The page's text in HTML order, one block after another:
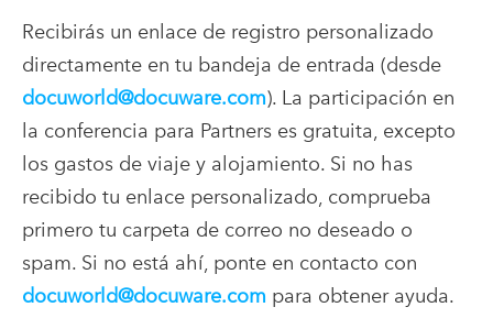
Recibirás un enlace de registro personalizado
directamente en tu bandeja de entrada (desde
docuworld@docuware.com). La participación en
la conferencia para Partners es gratuita, excepto
los gastos de viaje y alojamiento. Si no has
recibido tu enlace personalizado, comprueba
primero tu carpeta de correo no deseado o
spam. Si no está ahí, ponte en contacto con
docuworld@docuware.com para obtener ayuda.